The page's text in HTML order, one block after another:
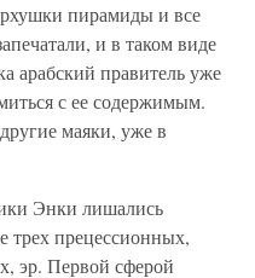
пирамиды и все
и в таком виде
арабский правитель уже
с ее содержимым.
маяки, уже в
Энки лишались
трех прецессионных,
эр. Первой сферой